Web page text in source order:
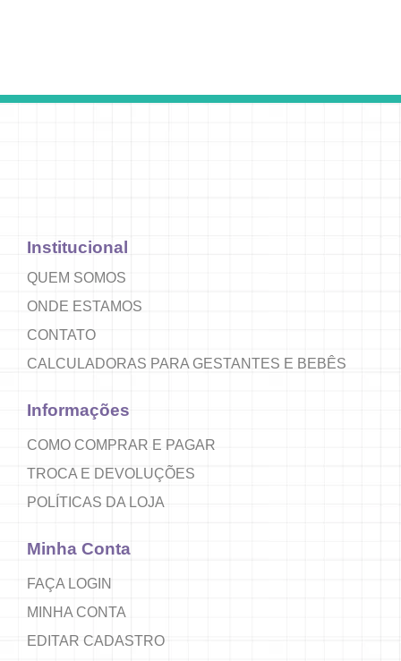
Institucional
QUEM SOMOS
ONDE ESTAMOS
CONTATO
CALCULADORAS PARA GESTANTES E BEBÊS
Informações
COMO COMPRAR E PAGAR
TROCA E DEVOLUÇÕES
POLÍTICAS DA LOJA
Minha Conta
FAÇA LOGIN
MINHA CONTA
EDITAR CADASTRO